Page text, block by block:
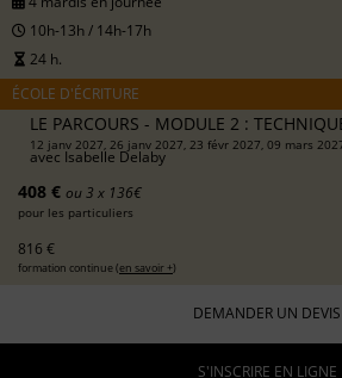
10h-13h / 14h-17h
24 h.
ÉCOLE D'ÉCRITURE
LE PARCOURS - MODULE 2 :
12 janv 2027, 26 janv 2027, 23 févr 2027, 09 mars
avec Isabelle Delaby
408 € ou 3 x 136€
pour les particuliers
816 €
formation continue (en savoir +)
DEMANDER UN DEVIS
S'INSCRIRE EN LIGNE